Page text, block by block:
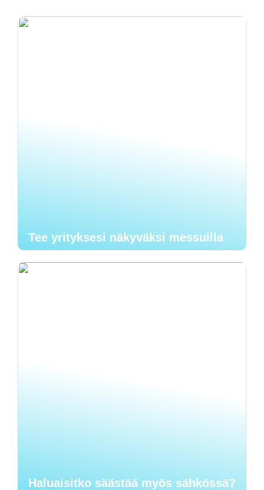
Tee yrityksesi näkyväksi messuilla
Haluaisitko säästää myös sähkössä?